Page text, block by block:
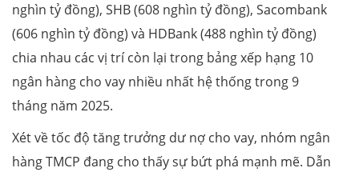
nghìn tỷ đồng), SHB (608 nghìn tỷ đồng), Sacombank
(606 nghìn tỷ đồng) và HDBank (488 nghìn tỷ đồng)
chia nhau các vị trí còn lại trong bảng xếp hạng 10
ngân hàng cho vay nhiều nhất hệ thống trong 9
tháng năm 2025.
Xét về tốc độ tăng trưởng dư nợ cho vay, nhóm ngân
hàng TMCP đang cho thấy sự bứt phá mạnh mẽ. Dẫn